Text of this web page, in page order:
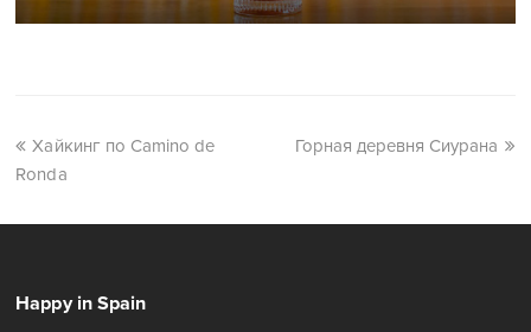
Хайкинг по Camino de
Ronda
Горная деревня Сиурана
Happy in Spain